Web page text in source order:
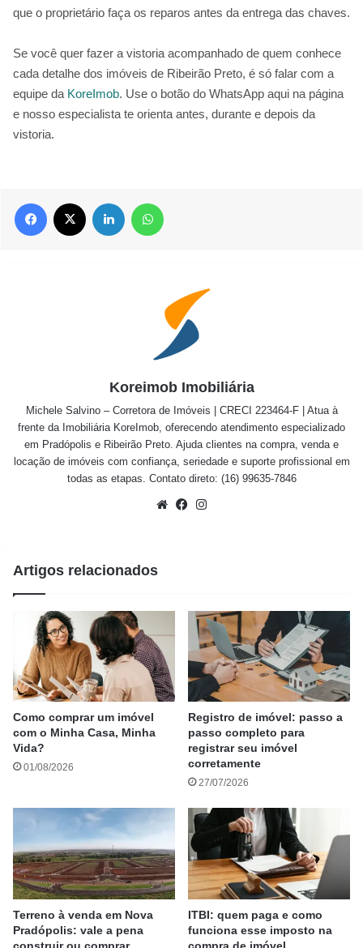
que o proprietário faça os reparos antes da entrega das chaves.
Se você quer fazer a vistoria acompanhado de quem conhece
cada detalhe dos imóveis de Ribeirão Preto, é só falar com a
equipe da KoreImob. Use o botão do WhatsApp aqui na página
e nosso especialista te orienta antes, durante e depois da
vistoria.
Facebook Linkedin
Koreimob Imobiliária
Michele Salvino – Corretora de Imóveis | CRECI 223464-F | Atua à
frente da Imobiliária KoreImob, oferecendo atendimento especializado
em Pradópolis e Ribeirão Preto. Ajuda clientes na compra, venda e
locação de imóveis com confiança, seriedade e suporte profissional em
todas as etapas. Contato direto: (16) 99635-7846
WebsiteFacebook
Artigos relacionados
Como comprar um imóvel
com o Minha Casa, Minha
Vida?
01/08/2026
Registro de imóvel: passo a
passo completo para
registrar seu imóvel
corretamente
27/07/2026
Terreno à venda em Nova
Pradópolis: vale a pena
ITBI: quem paga e como
funciona esse imposto na